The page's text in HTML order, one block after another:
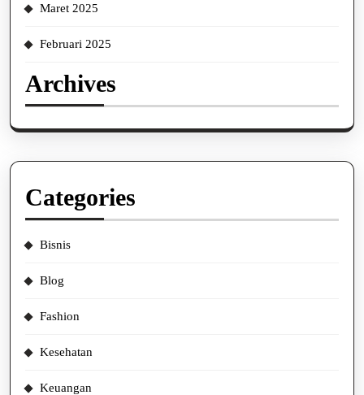
Maret 2025
Februari 2025
Archives
Categories
Bisnis
Blog
Fashion
Kesehatan
Keuangan